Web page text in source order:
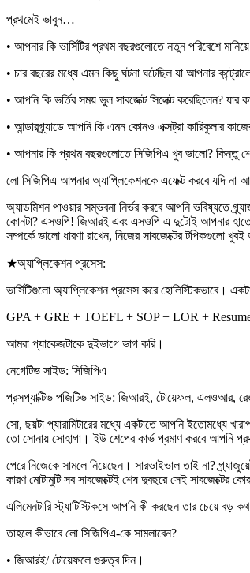
প্রথমেই ভাবুন…
• আপনার কি ভার্সিটির প্রথম বছরগুলোতে নতুন পরিবেশে
• চার বছরের মধ্যে এমন কিছু ঘটনা ঘটেছিল যা আপনার
• আপনি কি ভর্তির সময় ভুল সাবজেক্ট সিলেক্ট করেছিলেন? যার
• আন্ডারগ্র্যাডে আপনি কি এমন কোনও এক্সট্রা কারিকুলার
• আপনার কি প্রথম বছরগুলোতে সিজিপিএ খুব ভালো? কিন্তু
লো সিজিপিএ আপনার অ্যাপ্লিকেশনকে এফেক্ট করবে যদি না
অ্যাডমিশন পাওয়ার সম্ভবনা নির্ভর করবে আপনি ভবিষ্যতে
কোনটা? এসওপি! জিআরই এবং এসওপি এ দুটোই আপনার হাতের
সম্পর্কে ভালো ধারণা রাখেন, নিজের সাবজেক্টের টপিকগুলো
★অ্যাপ্লিকেশন প্রসেস:
ভার্সিটিগুলো অ্যাপ্লিকেশন প্রসেস করে হোলিস্টিকভাবে।
GPA + GRE + TOEFL + SOP + LOR +
আমরা প্যাকেজটাকে দুইভাগে ভাগ করি।
নেগেটিভ সাইড: সিজিপিএ
প্রসপ্যাক্টিভ পজিটিভ সাইড: জিআরই, টোয়েফল, এলওআর,
সো, ছয়টা প্যারামিটারের মধ্যে একটাতে আপনি ইতোমধ্যে
তো সোনায় সোহাগা। ইউ শেপের কার্ভ প্রমাণ করবে আপনি
পেরে নিজেকে সামলে নিয়েছেন। সারভাইভাল তাই না?
কারণ মোটামুটি সব সাবজেক্টেই শেষ দুবছরে সেই সাবজেক্টের
এলিমেনটারি স্ট্যাটিস্টিকসে আপনি কী করছেন তার চেয়ে বড়
তাহলে কীভাবে লো সিজিপিএ-কে সামলাবেন?
• জিআরই/ টোয়েফলে গুরুত্ব দিন।